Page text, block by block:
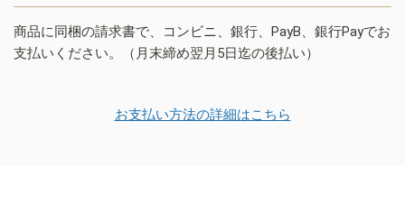
商品に同梱の請求書で、コンビニ、銀行、PayB、銀行Payでお
支払いください。（月末締め翌月5日迄の後払い）
お支払い方法の詳細はこちら